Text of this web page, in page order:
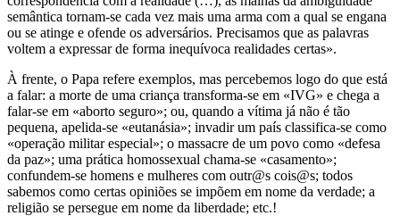
semântica tornam-se cada vez mais uma arma com a qual se engana
ou se atinge e ofende os adversários. Precisamos que as palavras
voltem a expressar de forma inequívoca realidades certas».
À frente, o Papa refere exemplos, mas percebemos logo do que está
a falar: a morte de uma criança transforma-se em «IVG» e chega a
falar-se em «aborto seguro»; ou, quando a vítima já não é tão
pequena, apelida-se «eutanásia»; invadir um país classifica-se como
«operação militar especial»; o massacre de um povo como «defesa
da paz»; uma prática homossexual chama-se «casamento»;
confundem-se homens e mulheres com outr@s cois@s; todos
sabemos como certas opiniões se impõem em nome da verdade; a
religião se persegue em nome da liberdade; etc.!